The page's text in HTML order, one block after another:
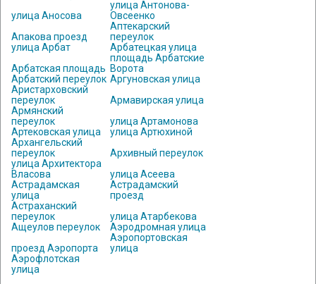
улица Аносова
улица Антонова-
Овсеенко
Апакова проезд
Аптекарский
переулок
улица Арбат
Арбатецкая улица
Арбатская площадь
площадь Арбатские
Ворота
Арбатский переулок Аргуновская улица
Аристарховский
переулок
Армавирская улица
Армянский
переулок
улица Артамонова
Артековская улица
улица Артюхиной
Архангельский
переулок
Архивный переулок
улица Архитектора
Власова
улица Асеева
Астрадамская
улица
Астрадамский
проезд
Астраханский
переулок
улица Атарбекова
Ащеулов переулок
Аэродромная улица
проезд Аэропорта
Аэропортовская
улица
Аэрофлотская
улица